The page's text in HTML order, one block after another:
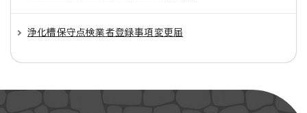
浄化槽保守点検業者登録事項変更届